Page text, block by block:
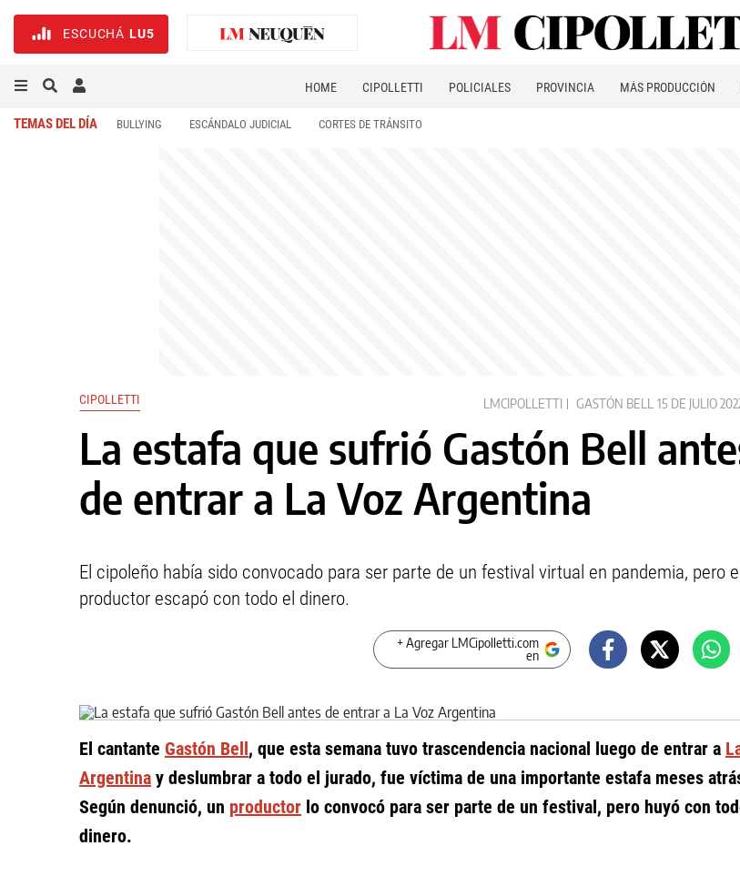
ESCUCHÁ LU5
HOME CIPOLLETTI POLICIALES PROVINCIA MÁS PRODUCCIÓN
TEMAS DEL DÍA BULLYING ESCÁNDALO JUDICIAL CORTES DE TRÁNSITO
CIPOLLETTI LMCIPOLLETTI GASTÓN BELL 15 DE JULIO
La estafa que sufrió Gastón Bell
de entrar a La Voz Argentina
El cipoleño había sido convocado para ser parte de un festival virtual en pandemia, pero el
productor escapó con todo el dinero.
+ Agregar LMCipolletti.com
en
El cantante Gastón Bell, que esta semana tuvo trascendencia nacional luego de entrar a
Argentina y deslumbrar a todo el jurado, fue víctima de una importante estafa meses
Según denunció, un productor lo convocó para ser parte de un festival, pero huyó con
dinero.